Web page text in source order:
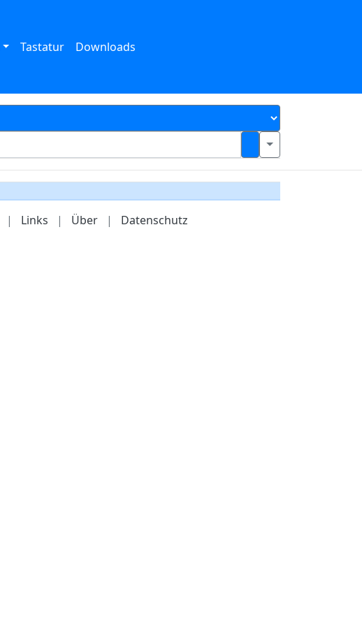
Tastatur Downloads
| Links | Über | Datenschutz